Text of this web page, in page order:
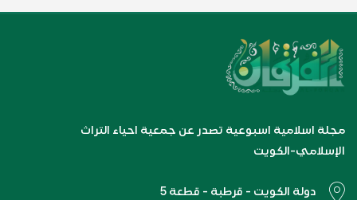
مجلة اسلامية اسبوعية تصدر عن جمعية احياء التراث
الإسلامي-الكويت
دولة الكويت - قرطبة - قطعة 5